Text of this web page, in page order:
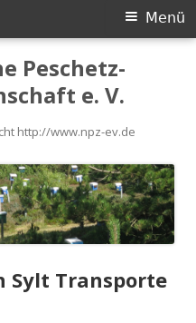
Peschetz-
e. V.
http://www.npz-ev.de
Menü
Sylt Transporte